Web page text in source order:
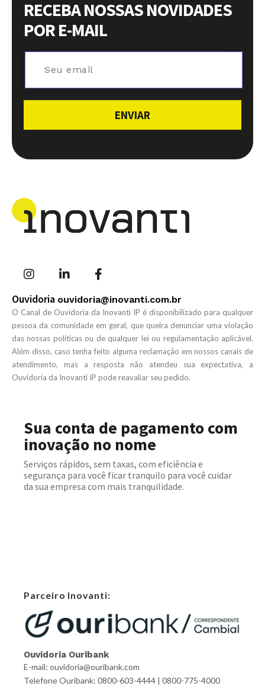
RECEBA NOSSAS NOVIDADES
POR E-MAIL
ENVIAR
Ouvidoria ouvidoria@inovanti.com.br
O Canal de Ouvidoria da Inovanti IP é disponibilizado para qualquer
pessoa da comunidade em geral, que queira denunciar uma violação
das nossas políticas ou de qualquer lei ou regulamentação aplicável.
Além disso, caso tenha feito alguma reclamação em nossos canais de
atendimento, mas a resposta não atendeu sua expectativa, a
Ouvidoria da Inovanti IP pode reavaliar seu pedido.
Sua conta de pagamento com
inovação no nome
Serviços rápidos, sem taxas, com eficiência e
segurança para você ficar tranquilo para você cuidar
da sua empresa com mais tranquilidade.
Parceiro Inovanti:
Ouvidoria Ouribank
E-mail: ouvidoria@ouribank.com
Telefone Ouribank: 0800-603-4444 | 0800-775-4000